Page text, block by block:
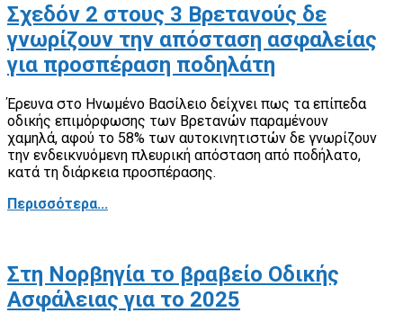
Σχεδόν 2 στους 3 Βρετανούς δε
γνωρίζουν την απόσταση ασφαλείας
για προσπέραση ποδηλάτη
Έρευνα στο Ηνωμένο Βασίλειο δείχνει πως τα επίπεδα
οδικής επιμόρφωσης των Βρετανών παραμένουν
χαμηλά, αφού το 58% των αυτοκινητιστών δε γνωρίζουν
την ενδεικνυόμενη πλευρική απόσταση από ποδήλατο,
κατά τη διάρκεια προσπέρασης.
Περισσότερα...
Στη Νορβηγία το βραβείο Οδικής
Ασφάλειας για το 2025